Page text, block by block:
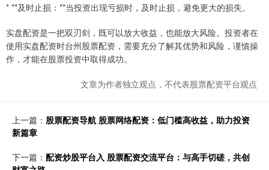
* **及时止损：**当投资出现亏损时，及时止损，避免更大的损失。
实盘配资是一把双刃剑，既可以放大收益，也能放大风险。投资者在
使用实盘配资时台州股票配资，需要充分了解其优势和风险，谨慎操
作，才能在股票投资中取得成功。
文章为作者独立观点，不代表股票配资平台观点
上一篇： 股票配资导航 股票网络配资：低门槛高收益，助力投资
新篇章
下一篇： 配资炒股平台入 股票配资交流平台：与高手切磋，共创